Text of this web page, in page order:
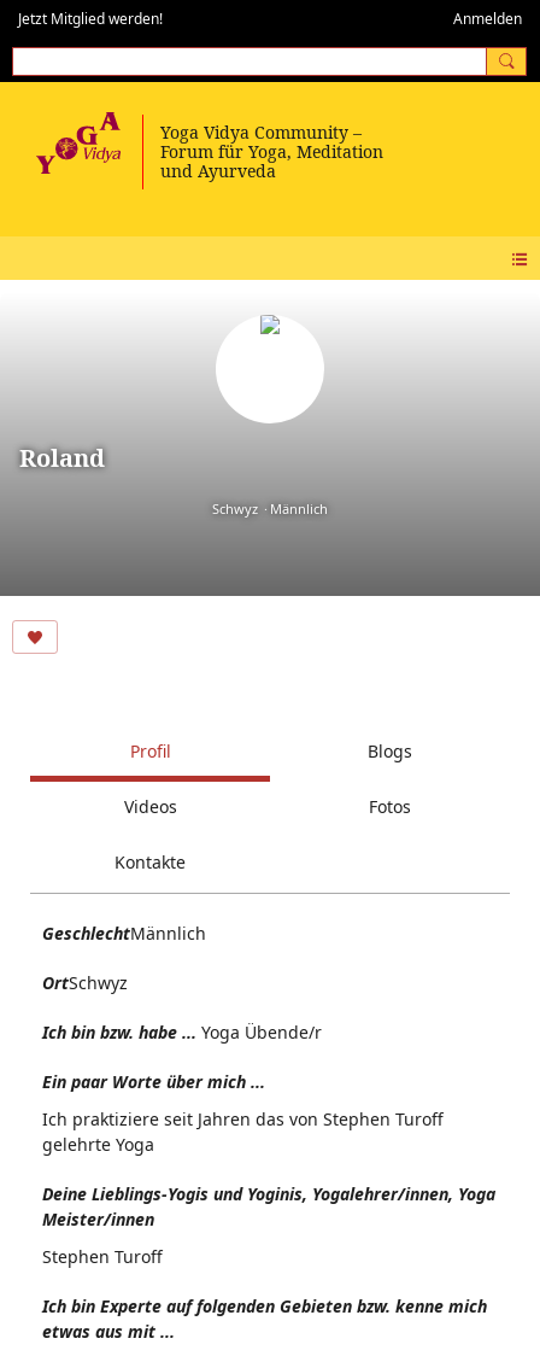
Jetzt Mitglied werden! Anmelden
Roland
Schwyz Männlich
Profil Blogs
Videos Fotos
Kontakte
GeschlechtMännlich
OrtSchwyz
Ich bin bzw. habe ... Yoga Übende/r
Ein paar Worte über mich ...
Ich praktiziere seit Jahren das von Stephen Turoff
gelehrte Yoga
Deine Lieblings-Yogis und Yoginis, Yogalehrer/innen, Yoga
Meister/innen
Stephen Turoff
Ich bin Experte auf folgenden Gebieten bzw. kenne mich
etwas aus mit ...